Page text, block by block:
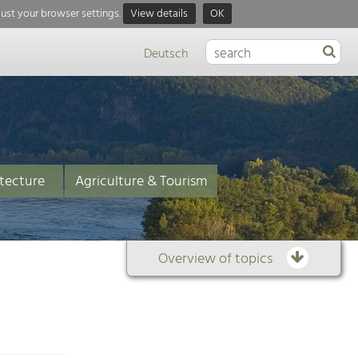
your browser settings. View details OK
Deutsch
Agriculture & Tourism
Overview of topics